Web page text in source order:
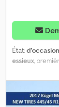
État:d'occasion
essieux,
notre site web
disponibles.
proposons des